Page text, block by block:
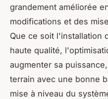
grandement améliorée
modifications et des
Que ce soit l'installation
haute qualité,
augmenter sa
terrain avec une bonne
mise à niveau du